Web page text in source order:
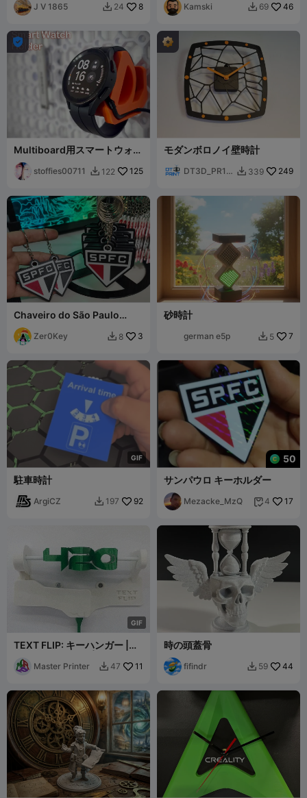
J V 1865  24 8 Kamski  69 46

Multiboard用スマートウォッ
チホルダー
stoffies00711  122 125
モダンボロノイ壁時計
DT3D_PR1N  339 249
Chaveiro do São Paulo
Futebol Clube - SPFC
Zer0Key  8 3
砂時計
german e5p  5 7
GIF
駐車時計
ArgiCZ  197 92
50
サンパウロ キーホルダー
Mezacke_MzQ  4 17
GIF
TEXT FLIP: キーハンガー |
Master Printer  47 11
時の頭蓋骨
fifindr  59 44